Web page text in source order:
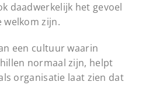
daadwerkelijk het gevoel
welkom zijn.
een cultuur waarin
normaal zijn, helpt
organisatie laat zien dat